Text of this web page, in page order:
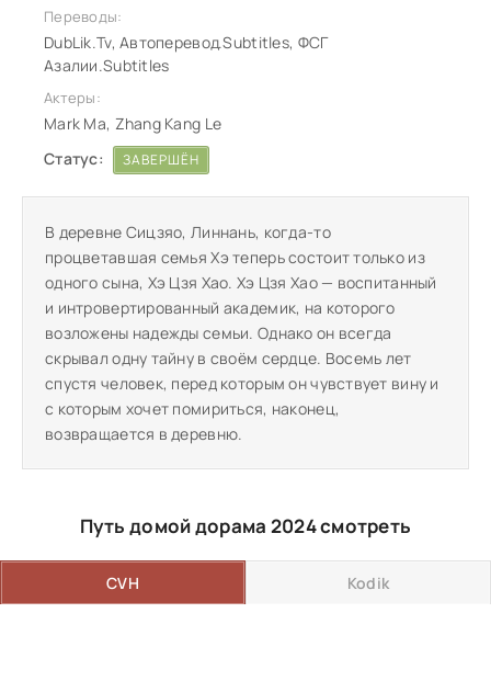
Переводы:
DubLik.Tv, Автоперевод.Subtitles, ФСГ
Азалии.Subtitles
Актеры:
Mark Ma, Zhang Kang Le
Статус:
ЗАВЕРШЁН
В деревне Сицзяо, Линнань, когда-то
процветавшая семья Хэ теперь состоит только из
одного сына, Хэ Цзя Хао. Хэ Цзя Хао — воспитанный
и интровертированный академик, на которого
возложены надежды семьи. Однако он всегда
скрывал одну тайну в своём сердце. Восемь лет
спустя человек, перед которым он чувствует вину и
с которым хочет помириться, наконец,
возвращается в деревню.
Путь домой дорама 2024 смотреть
CVH Kodik